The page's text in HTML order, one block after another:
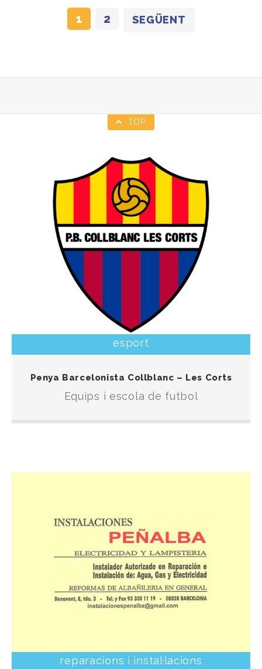
1 2 SEGÜENT
TOP
en les competicions organitzades per la F.C.F.
esport
Penya Barcelonista Collblanc – Les Corts
Equips i escola de futbol
reparacions i instal·lacions